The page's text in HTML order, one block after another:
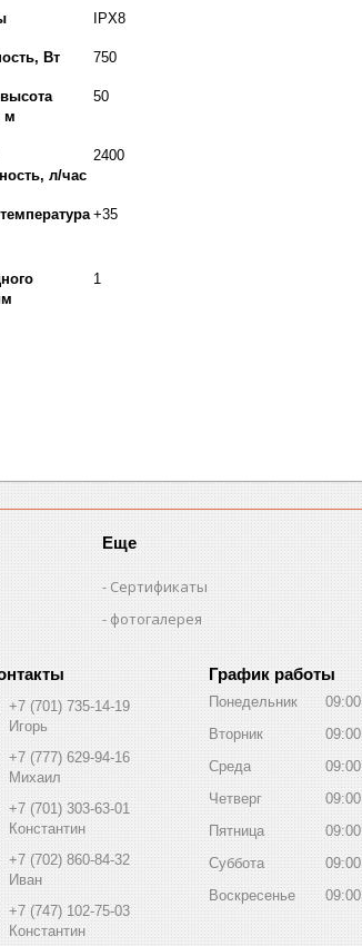
IPX8
Вт 750
м
50
л/час
2400
+35
1
Еще
Сертификаты
фотогалерея
+7 (701) 735-14-19
Игорь
+7 (777) 629-94-16
Михаил
+7 (701) 303-63-01
Константин
+7 (702) 860-84-32
Иван
+7 (747) 102-75-03
Константин
График работы
Понедельник 09:00
Вторник
09:00
Среда
09:00
Четверг
09:00
Пятница
09:00
Суббота
09:00
Воскресенье
09:00